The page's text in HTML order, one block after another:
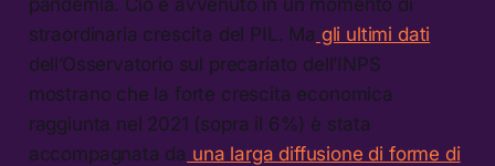
straordinaria crescita del PIL. Ma gli ultimi dati
dell’Osservatorio sul precariato dell’INPS
mostrano che la forte crescita economica
raggiunta nel 2021 (sopra il 6%) è stata
accompagnata da una larga diffusione di forme di